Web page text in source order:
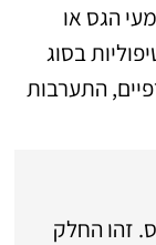
הגס או
בסוג
התערבות
זהו החלק